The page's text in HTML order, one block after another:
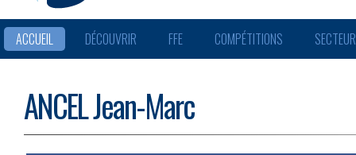
ACCUEIL DÉCOUVRIR FFE COMPÉTITIONS
ANCEL Jean-Marc